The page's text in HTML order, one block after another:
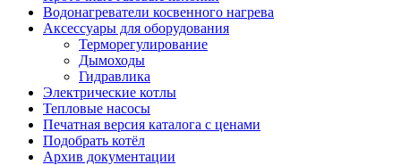
Водонагреватели косвенного нагрева
Аксессуары для оборудования
Терморегулирование
Дымоходы
Гидравлика
Электрические котлы
Тепловые насосы
Печатная версия каталога с ценами
Подобрать котёл
Архив документации